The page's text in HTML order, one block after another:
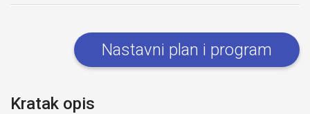
Nastavni plan i program
Kratak opis